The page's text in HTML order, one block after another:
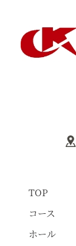
TOP
コース
ホール